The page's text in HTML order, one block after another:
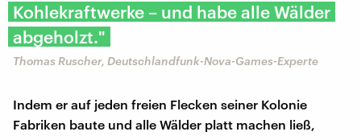
Kohlekraftwerke – und habe alle Wälder
abgeholzt."
Thomas Ruscher, Deutschlandfunk-Nova-Games-Experte
Indem er auf jeden freien Flecken seiner Kolonie
Fabriken baute und alle Wälder platt machen ließ,